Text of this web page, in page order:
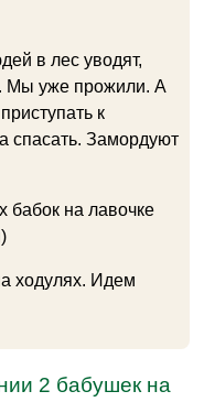
в лес уводят,
Мы уже прожили. А
к
спасать. Замордуют
бабок на лавочке
ходулях. Идем
2 бабушек на